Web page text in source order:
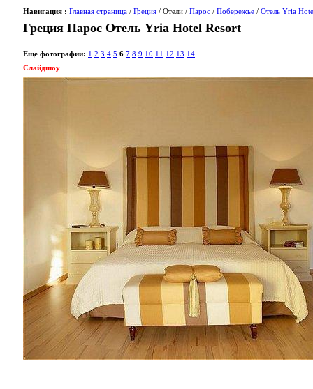
Навигация : Главная страница / Греция / Отели / Парос / Побережье / Отель Yria
Греция Парос Отель Yria Hotel Resort
Еще фотографии: 1 2 3 4 5 6 7 8 9 10 11 12 13 14
Слайдшоу